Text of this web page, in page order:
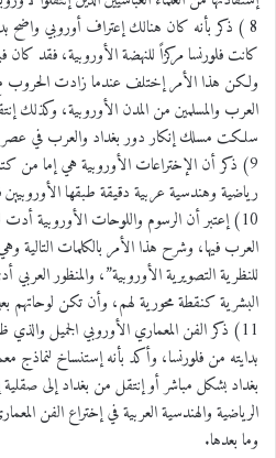
8 ) ذكر بأنه كان هنالك إعتراف أوروبي واضح
كانت فلورنسا مركزاً للنهضة الأوروبية، فقد
ولكن هذا الأمر إختلف عندما زادت الحروب مع
العرب والمسلمين من المدن الأوروبية، وكذلك
سلكت مسلك إنكار دور بغداد والعرب في عصر
9) ذكر أن الإختراعات الأوروبية هي إما من
رياضية وهندسية عربية دقيقة طبقها
10) إعتبر أن الرسوم واللوحات الأوروبية
العرب فيها، وشرح هذا الأمر بالكلمات التالية
للنظرية التصويرية الأوروبية”، والمنظور
البشرية كنقطة محورية لهم، وأن تكن لوحاتهم
11) ذكر الفن المعماري الأوروبي الجميل
بدايته من فلورنسا، وأكد بأنه إستنساخ
بغداد بشكل مباشر أو إنتقل من بغداد إلى
الرياضية والهندسية العربية في إختراع الفن
وما بعدها.